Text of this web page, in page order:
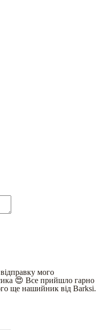
мого
😍 Все прийшло гарно
ще нашийник від Barksi.